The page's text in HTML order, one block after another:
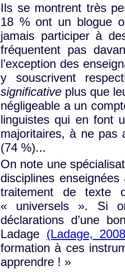
Ils se montrent très
18 % ont un blogue
jamais participer à
fréquentent pas
l’exception des
y souscrivent
significative plus que
négligeable a un
linguistes qui en font
majoritaires, à ne pas
(74 %)...
On note une
disciplines
traitement de texte
« universels ». Si
déclarations d’une
Ladage (Ladage,
formation à ces
apprendre ! »